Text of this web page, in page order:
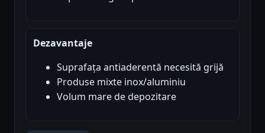
Dezavantaje
Suprafața antiaderentă necesită grijă
Produse mixte inox/aluminiu
Volum mare de depozitare